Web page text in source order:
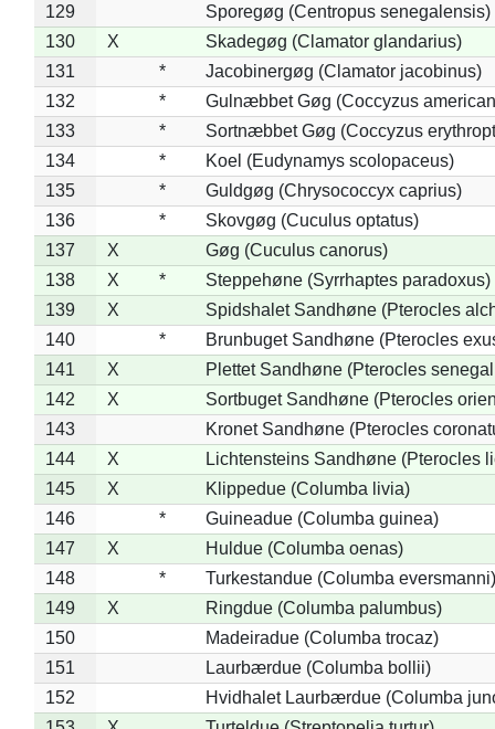
129
Sporegøg (Centropus senegalensis)
130
X
Skadegøg (Clamator glandarius)
131
*
Jacobinergøg (Clamator jacobinus)
132
*
Gulnæbbet Gøg (Coccyzus
133
*
Sortnæbbet Gøg (Coccyzus
134
*
Koel (Eudynamys scolopaceus)
135
*
Guldgøg (Chrysococcyx caprius)
136
*
Skovgøg (Cuculus optatus)
137
X
Gøg (Cuculus canorus)
138
X *
Steppehøne (Syrrhaptes paradoxus)
139
X
Spidshalet Sandhøne (Pterocles
140
*
Brunbuget Sandhøne (Pterocles
141
X
Plettet Sandhøne (Pterocles
142
X
Sortbuget Sandhøne (Pterocles
143
Kronet Sandhøne (Pterocles
144
X
Lichtensteins Sandhøne (Pterocles
145
X
Klippedue (Columba livia)
146
*
Guineadue (Columba guinea)
147
X
Huldue (Columba oenas)
148
*
Turkestandue (Columba eversmanni)
149
X
Ringdue (Columba palumbus)
150
Madeiradue (Columba trocaz)
151
Laurbærdue (Columba bollii)
152
Hvidhalet Laurbærdue (Columba